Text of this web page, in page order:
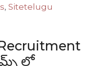
, Sitetelugu
లో